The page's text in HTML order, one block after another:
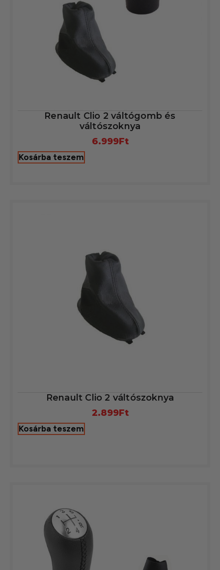
Renault Clio 2 váltógomb és
váltószoknya
6.999Ft
Kosárba teszem
Renault Clio 2 váltószoknya
2.899Ft
Kosárba teszem